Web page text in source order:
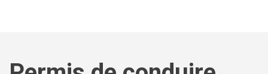
Investisseur
Enquêtes publiques